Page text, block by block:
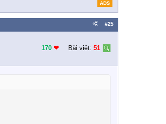
ADS
#25
170 ❤︎ Bài viết: 51